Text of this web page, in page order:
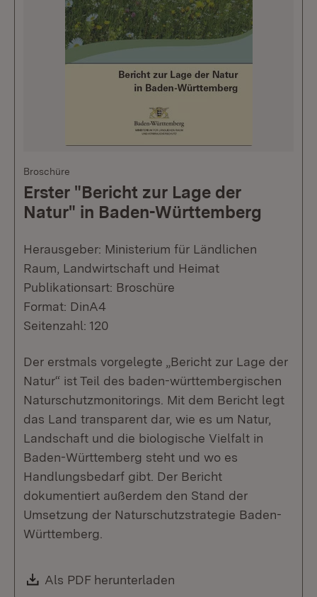
Broschüre
Erster "Bericht zur Lage der
Natur" in Baden-Württemberg
Herausgeber: Ministerium für Ländlichen
Raum, Landwirtschaft und Heimat
Publikationsart: Broschüre
Format: DinA4
Seitenzahl: 120
Der erstmals vorgelegte „Bericht zur Lage der
Natur“ ist Teil des baden-württembergischen
Naturschutzmonitorings. Mit dem Bericht legt
das Land transparent dar, wie es um Natur,
Landschaft und die biologische Vielfalt in
Baden-Württemberg steht und wo es
Handlungsbedarf gibt. Der Bericht
dokumentiert außerdem den Stand der
Umsetzung der Naturschutzstrategie Baden-
Württemberg.
Download:
Als PDF herunterladen